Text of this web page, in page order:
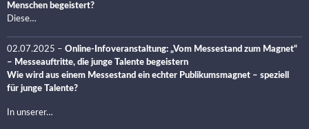
Menschen begeistert?
Diese…
02.07.2025 – Online-Infoveranstaltung: „Vom Messestand zum Magnet“
– Messeauftritte, die junge Talente begeistern
Wie wird aus einem Messestand ein echter Publikumsmagnet – speziell
für junge Talente?
In unserer…